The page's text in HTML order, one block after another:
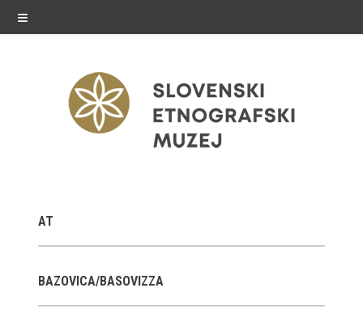
≡
Stalne razstave
Občasne razstave
AT
BAZOVICA/BASOVIZZA